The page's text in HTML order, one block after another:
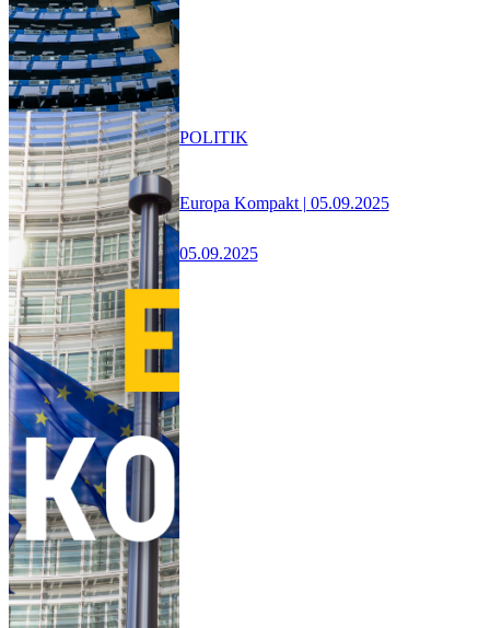
Europa Kompakt | 05.09.2025
05.09.2025
POLITIK